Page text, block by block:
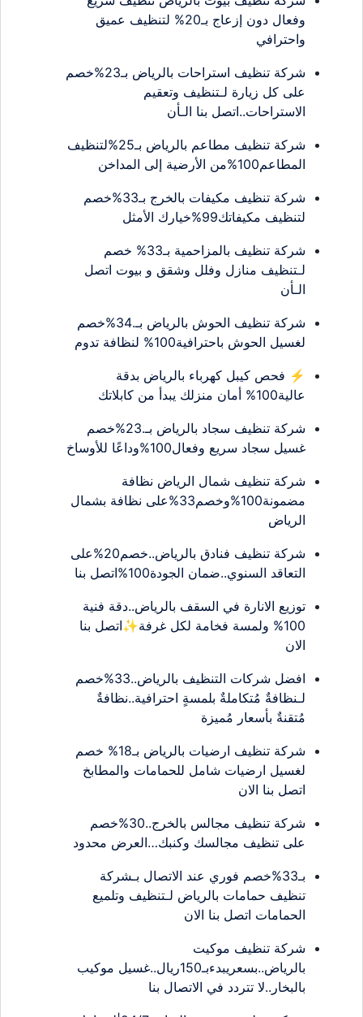
وفعال دون إزعاج بـ20% لتنظيف عميق
واحترافي
شركة تنظيف استراحات بالرياض بـ23%خصم
على كل زيارة لـتنظيف وتعقيم
الاستراحات..اتصل بنا الـأن
شركة تنظيف مطاعم بالرياض بـ25%لتنظيف
المطاعم100%من الأرضية إلى المداخن
شركة تنظيف مكيفات بالخرج بـ33%خصم
لتنظيف مكيفاتك99%خيارك الأمثل
شركة تنظيف بالمزاحمية بـ33% خصم
لـتنظيف منازل وفلل وشقق و بيوت اتصل
الـأن
شركة تنظيف الحوش بالرياض بـ.34%خصم
لغسيل الحوش باحترافية100% لنظافة تدوم
⚡ فحص كيبل كهرباء بالرياض بدقة
عالية100% أمان منزلك يبدأ من كابلاتك
شركة تنظيف سجاد بالرياض بـ.23%خصم
غسيل سجاد سريع وفعال100%وداعًا للأوساخ
شركة تنظيف شمال الرياض نظافة
مضمونة100%وخصم33%على نظافة بشمال
الرياض
شركة تنظيف فنادق بالرياض..خصم20%على
التعاقد السنوي..ضمان الجودة100%اتصل بنا
توزيع الانارة في السقف بالرياض..دقة فنية
100% ولمسة فخامة لكل غرفة✨اتصل بنا
الان
افضل شركات التنظيف بالرياض..33%خصم
لـنظافةٌ مُتكاملةٌ بلمسةٍ احترافية..نظافةٌ
مُتقنةٌ بأسعار مُميزة
شركة تنظيف ارضيات بالرياض بـ18% خصم
لغسيل ارضيات شامل للحمامات والمطابخ
اتصل بنا الان
شركة تنظيف مجالس بالخرج..30%خصم
على تنظيف مجالسك وكنبك…العرض محدود
بـ33%خصم فوري عند الاتصال بـشركة
تنظيف حمامات بالرياض لـتنظيف وتلميع
الحمامات اتصل بنا الان
شركة تنظيف موكيت
بالرياض..بسعريبدءبـ150ريال..غسيل موكيب
بالبخار..لا تتردد في الاتصال بنا